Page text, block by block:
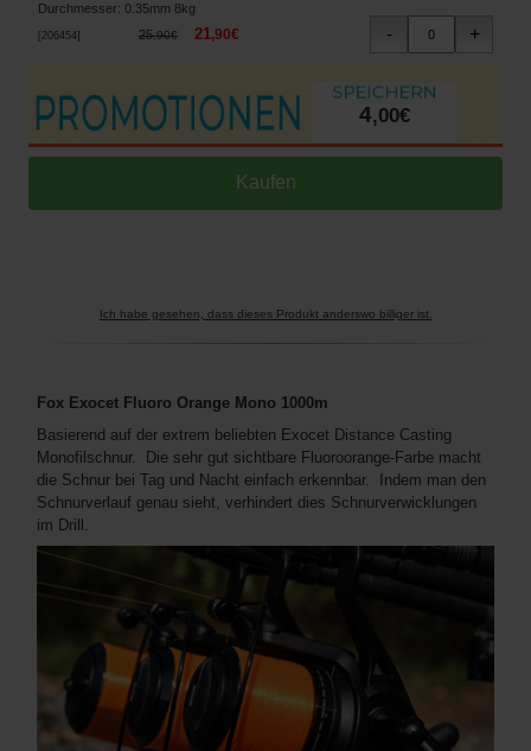
Durchmesser: 0.35mm 8kg
206454] 25,90€ 21,90€
4,00€
Ich habe gesehen, dass dieses Produkt anderswo billiger ist.
Fox Exocet Fluoro Orange Mono 1000m
Basierend auf der extrem beliebten Exocet Distance Casting
Monofilschnur. Die sehr gut sichtbare Fluoroorange-Farbe macht
die Schnur bei Tag und Nacht einfach erkennbar. Indem man den
Schnurverlauf genau sieht, verhindert dies Schnurverwicklungen
im Drill.